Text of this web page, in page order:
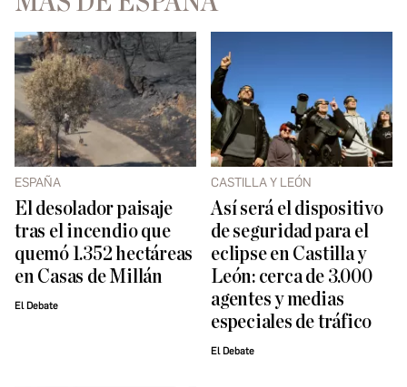
ESPAÑA
El desolador paisaje
tras el incendio que
quemó 1.352 hectáreas
en Casas de Millán
El Debate
CASTILLA Y LEÓN
Así será el dispositivo
de seguridad para el
eclipse en Castilla y
León: cerca de 3.000
agentes y medias
especiales de tráfico
El Debate